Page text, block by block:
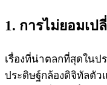
1. การไม่ยอมเป
เรื่องที่น่าตลกที่สุดในป
ประดิษฐ์กล้องดิจิทัลตัว